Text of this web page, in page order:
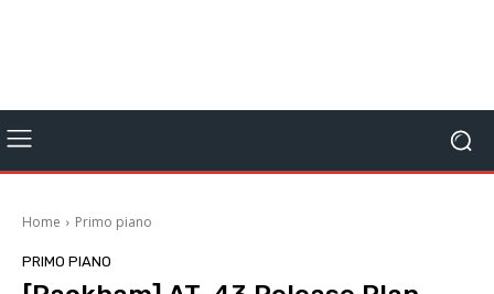
Home Primo piano
PRIMO PIANO